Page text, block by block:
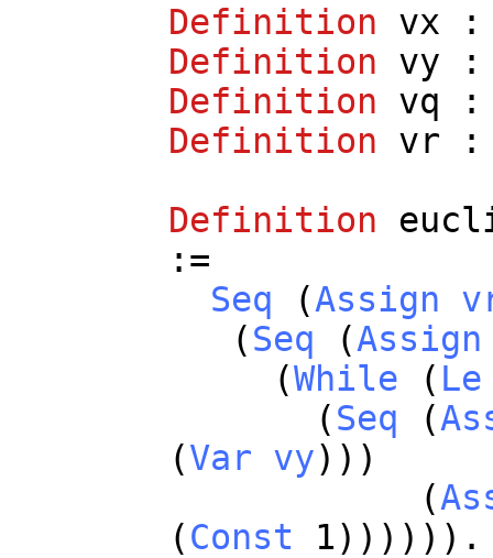
Definition vx
Definition
vy
Definition
vq
Definition
vr
Definition
:=
Seq (Assign
(Seq (Assign
(While ( Le
(Seq (
(Var vy)))
(
(Const 1)))))).